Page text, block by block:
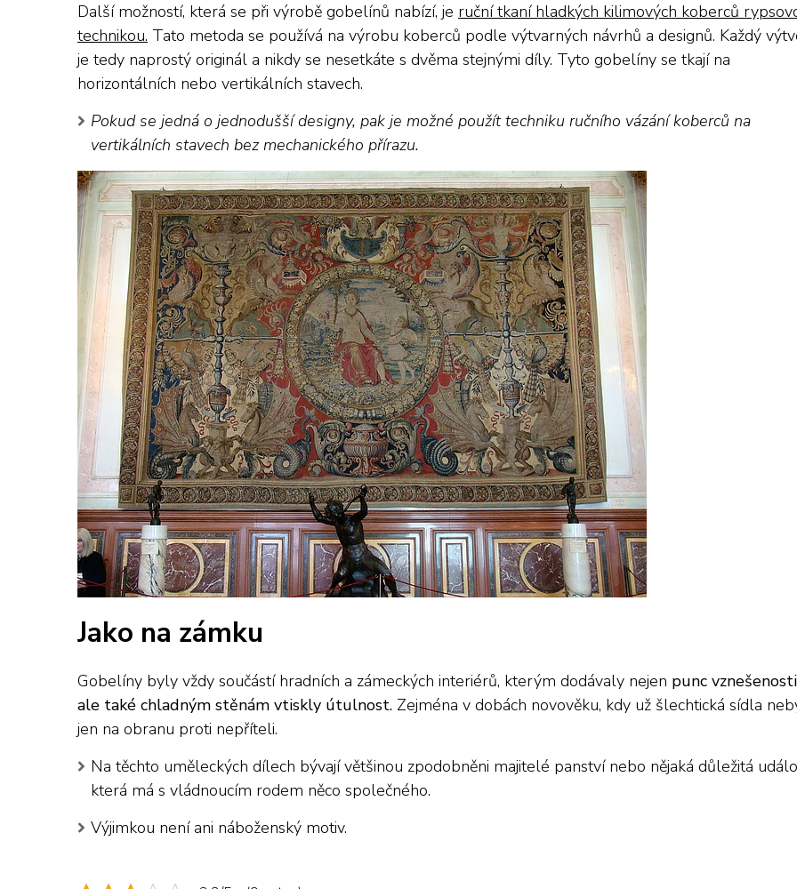
Další možností, která se při výrobě gobelínů nabízí, je ruční tkaní hladkých kilimových koberců
technikou. Tato metoda se používá na výrobu koberců podle výtvarných návrhů a designů. Každý
je tedy naprostý originál a nikdy se nesetkáte s dvěma stejnými díly. Tyto gobelíny se tkají na
horizontálních nebo vertikálních stavech.
Pokud se jedná o jednodušší designy, pak je možné použít techniku ručního vázání koberců na
vertikálních stavech bez mechanického přírazu.
Jako na zámku
Gobelíny byly vždy součástí hradních a zámeckých interiérů, kterým dodávaly nejen punc
ale také chladným stěnám vtiskly útulnost. Zejména v dobách novověku, kdy už šlechtická sídla
jen na obranu proti nepříteli.
Na těchto uměleckých dílech bývají většinou zpodobněni majitelé panství nebo nějaká důležitá
která má s vládnoucím rodem něco společného.
Výjimkou není ani náboženský motiv.